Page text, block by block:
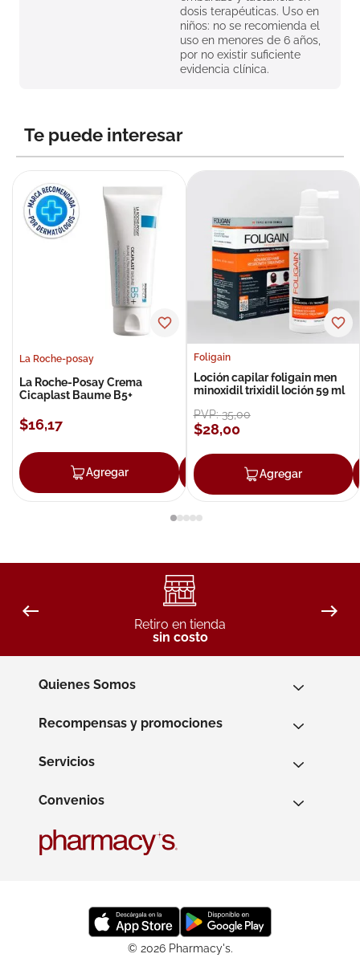
dosis terapéuticas. Uso en
niños: no se recomienda el
uso en menores de 6 años,
por no existir suficiente
evidencia clínica.
Te puede interesar
La Roche-posay
La Roche-Posay Crema
Cicaplast Baume B5+
$16,17
Agregar Agregar
Foligain
Loción capilar foligain men
minoxidil trixidil loción 59 ml
PVP:35,00
$28,00
Agregar
Retiro en tienda
sin costo
Quienes Somos
Recompensas y promociones
Servicios
Convenios
© 2026 Pharmacy's.